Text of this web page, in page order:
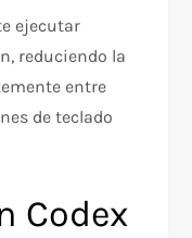
ejecutar
reduciendo la
entre
de teclado
Codex